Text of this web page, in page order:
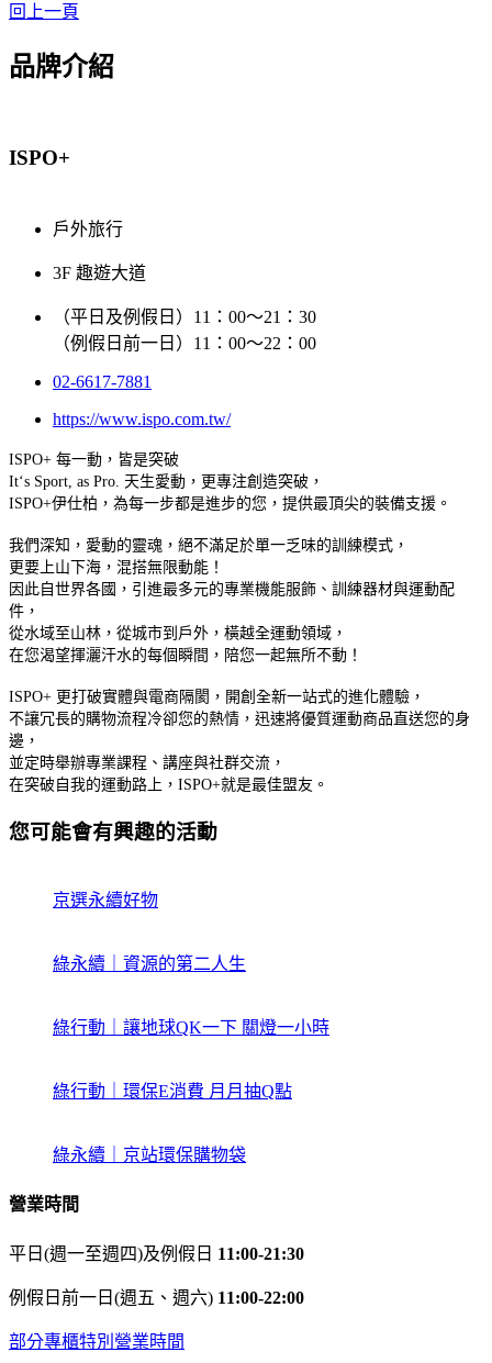
回上一頁
品牌介紹
ISPO+
戶外旅行
3F 趣遊大道
（平日及例假日）11：00～21：30
（例假日前一日）11：00～22：00
02-6617-7881
https://www.ispo.com.tw/
ISPO+ 每一動，皆是突破
It‘s Sport, as Pro. 天生愛動，更專注創造突破，
ISPO+伊仕柏，為每一步都是進步的您，提供最頂尖的裝備支援。
我們深知，愛動的靈魂，絕不滿足於單一乏味的訓練模式，
更要上山下海，混搭無限動能！
因此自世界各國，引進最多元的專業機能服飾、訓練器材與運動配
件，
從水域至山林，從城市到戶外，橫越全運動領域，
在您渴望揮灑汗水的每個瞬間，陪您一起無所不動！
ISPO+ 更打破實體與電商隔閡，開創全新一站式的進化體驗，
不讓冗長的購物流程冷卻您的熱情，迅速將優質運動商品直送您的身
邊，
並定時舉辦專業課程、講座與社群交流，
在突破自我的運動路上，ISPO+就是最佳盟友。
您可能會有興趣的活動
京選永續好物
綠永續｜資源的第二人生
綠行動｜讓地球QK一下 關燈一小時
綠行動｜環保E消費 月月抽Q點
綠永續｜京站環保購物袋
營業時間
平日(週一至週四)及例假日 11:00-21:30
例假日前一日(週五、週六) 11:00-22:00
部分專櫃特別營業時間